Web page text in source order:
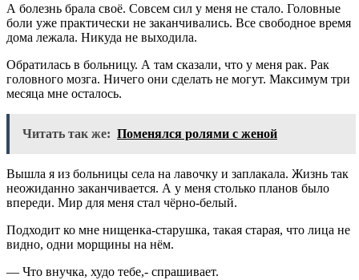
А болезнь брала своё. Совсем сил у меня не стало. Головные
боли уже практически не заканчивались. Все свободное время
дома лежала. Никуда не выходила.
Обратилась в больницу. А там сказали, что у меня рак. Рак
головного мозга. Ничего они сделать не могут. Максимум три
месяца мне осталось.
Читать так же: Поменялся ролями с женой
Вышла я из больницы села на лавочку и заплакала. Жизнь так
неожиданно заканчивается. А у меня столько планов было
впереди. Мир для меня стал чёрно-белый.
Подходит ко мне нищенка-старушка, такая старая, что лица не
видно, одни морщины на нём.
— Что внучка, худо тебе,- спрашивает.